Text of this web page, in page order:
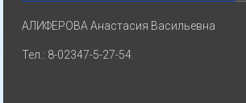
АЛИФЕРОВА Анастасия Васильевна
Тел.: 8-02347-5-27-54.